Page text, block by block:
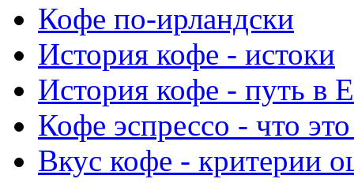
Кофе по-ирландски
История кофе - истоки
История кофе - путь в
Кофе эспрессо - что это
Вкус кофе - критерии